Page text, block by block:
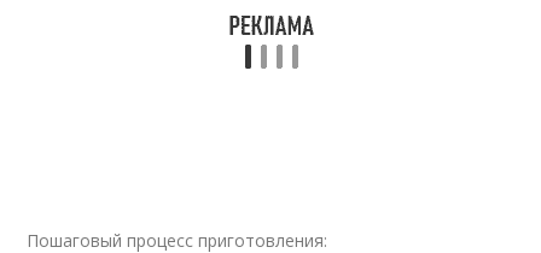
Пошаговый процесс приготовления: